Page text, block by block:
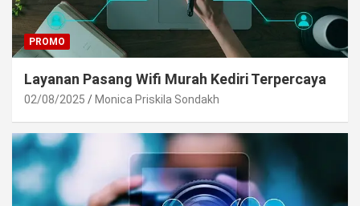
PROMO
Layanan Pasang Wifi Murah Kediri Terpercaya
02/08/2025 Monica Priskila Sondakh